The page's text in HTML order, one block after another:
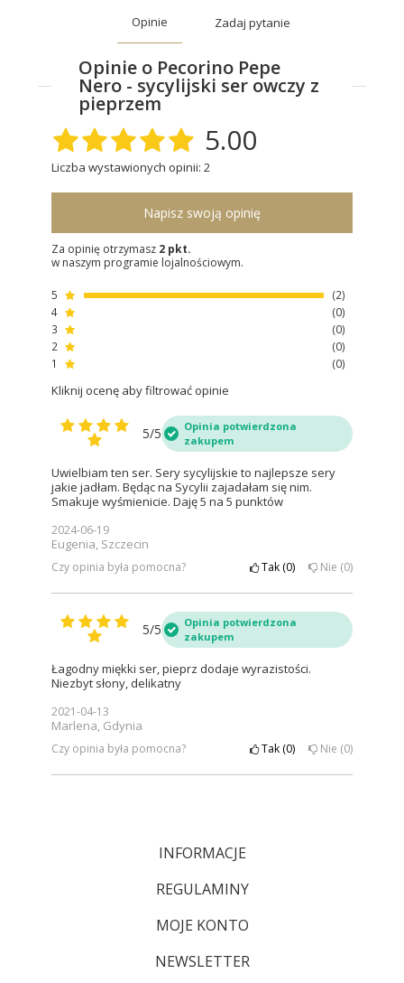
Opinie Zadaj pytanie
Opinie o Pecorino Pepe
Nero - sycylijski ser owczy z
pieprzem
5.00
Liczba wystawionych opinii: 2
Napisz swoją opinię
Za opinię otrzymasz 2 pkt.
w naszym programie lojalnościowym.
5
2
4
0
3
0
2
0
1
0
Kliknij ocenę aby filtrować opinie
5/5
Opinia potwierdzona
zakupem
Uwielbiam ten ser. Sery sycylijskie to najlepsze sery
jakie jadłam. Będąc na Sycylii zajadałam się nim.
Smakuje wyśmienicie. Daję 5 na 5 punktów
2024-06-19
Eugenia, Szczecin
Czy opinia była pomocna? Tak 0 Nie 0
5/5
Opinia potwierdzona
zakupem
Łagodny miękki ser, pieprz dodaje wyrazistości.
Niezbyt słony, delikatny
2021-04-13
Marlena, Gdynia
Czy opinia była pomocna? Tak 0 Nie 0
INFORMACJE
REGULAMINY
MOJE KONTO
NEWSLETTER